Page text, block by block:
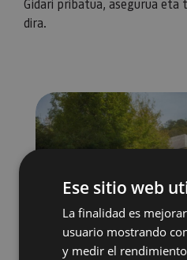
Gidari pribatua, asegurua
dira.
Ese sitio web
La finalidad es
usuario mostrando
y medir el